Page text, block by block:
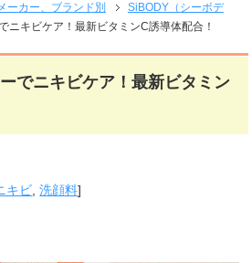
ーカー、ブランド別
SiBODY（シーボデ
ニキビケア！最新ビタミンC誘導体配合！
でニキビケア！最新ビタミン
キビ,洗顔料]